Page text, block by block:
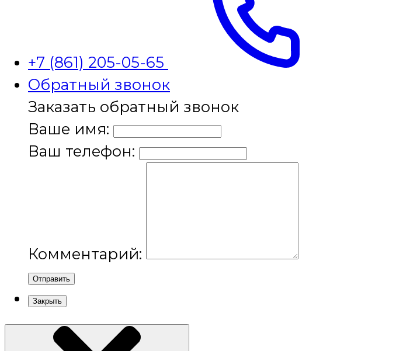
+7 (861) 205-05-65
Обратный звонок
Заказать обратный звонок
Ваше имя:
Ваш телефон:
Комментарий:
Отправить
Закрыть